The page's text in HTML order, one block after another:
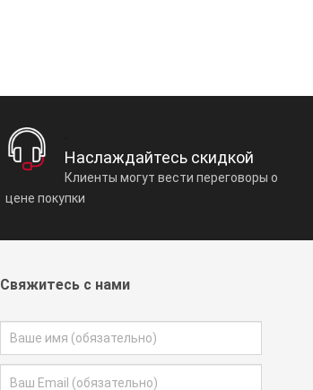
Наслаждайтесь скидкой
Клиенты могут вести переговоры о
цене покупки
Свяжитесь с нами